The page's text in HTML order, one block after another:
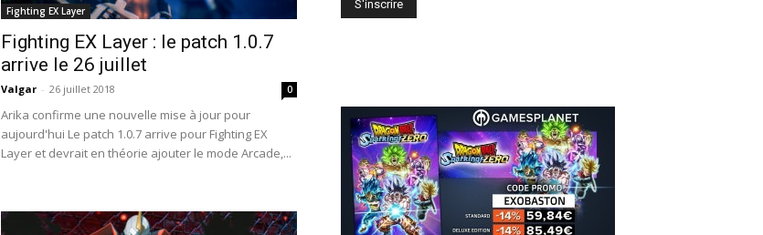
Fighting EX Layer
Fighting EX Layer : le patch 1.0.7
arrive le 26 juillet
Valgar - 26 juillet 2018 0
Arika confirme une nouvelle mise à jour pour
aujourd'hui Le patch 1.0.7 arrive pour Fighting EX
Layer et devrait en théorie ajouter le mode Arcade,...